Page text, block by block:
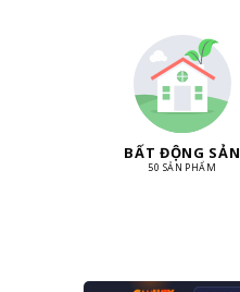
BẤT ĐỘNG SẢN
50 SẢN PHẨM